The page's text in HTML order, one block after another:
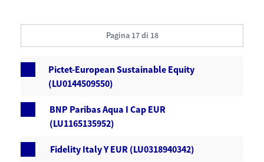
Pagina 17 di 18
Pictet-European Sustainable Equity
(LU0144509550)
BNP Paribas Aqua I Cap EUR
(LU1165135952)
Fidelity Italy Y EUR (LU0318940342)